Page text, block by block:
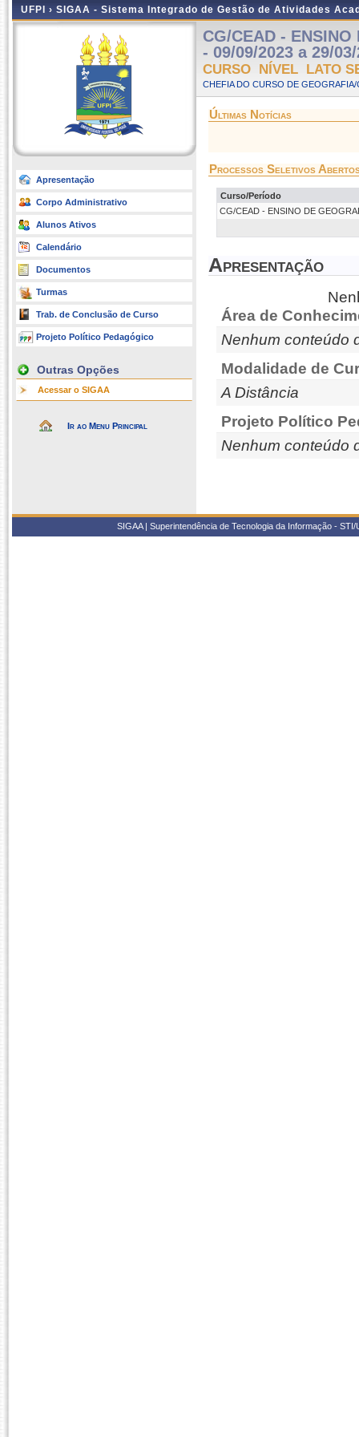
UFPI › SIGAA - Sistema Integrado de Gestão de Atividades
Apresentação
Corpo Administrativo
Alunos Ativos
Calendário
Documentos
Turmas
Trab. de Conclusão de Curso
Projeto Político Pedagógico
Outras Opções
Acessar o SIGAA
Ir ao Menu Principal
CG/CEAD -
- 09/09/2023 a 29/
CURSO NÍVEL LATO
CHEFIA DO CURSO DE
Últimas Notícias
Processos Seletivos
Curso/Período
CG/CEAD - ENSINO DE
Apresentação
Área de
Nenhum conteúdo
Modalidade de
A Distância
Projeto Político
Nenhum conteúdo
SIGAA | Superintendência de Tecnologia da Informação -